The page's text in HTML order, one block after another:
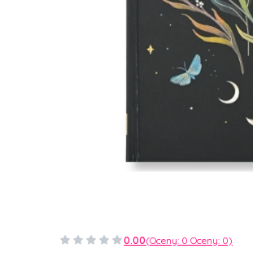
0.00(Oceny: 0 Oceny: 0)